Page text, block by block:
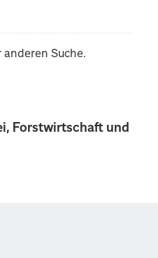
Forstwirtschaft und
anderen Suche.